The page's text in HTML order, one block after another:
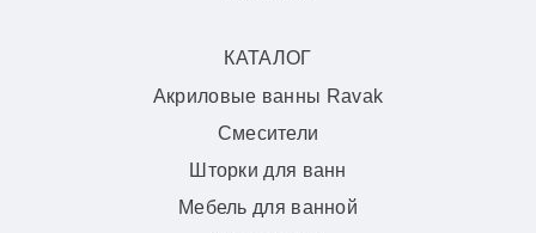
КАТАЛОГ
Акриловые ванны Ravak
Смесители
Шторки для ванн
Мебель для ванной